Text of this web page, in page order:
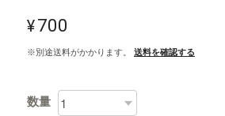
¥700
※別途送料がかかります。 送料を確認する
数量